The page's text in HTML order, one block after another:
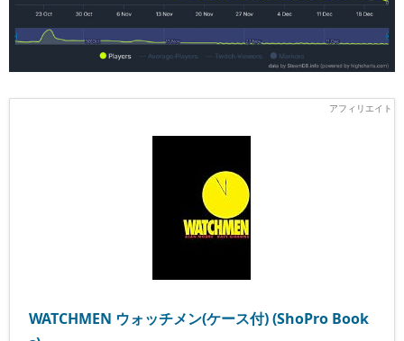
WATCHMEN ウォッチメン(ケース付) (ShoPro Book